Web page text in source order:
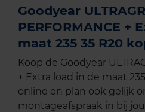
Goodyear
PERFORMANCE +
maat 235 35 R20
Koop de Goodyear
+ Extra load in de maat
online en plan ook gelijk
montageafspraak in bij